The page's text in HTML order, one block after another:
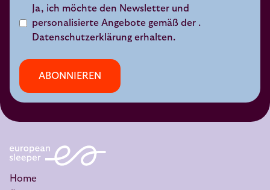
Ja, ich möchte den Newsletter und
personalisierte Angebote gemäß der .
Datenschutzerklärung erhalten.
ABONNIEREN
Home